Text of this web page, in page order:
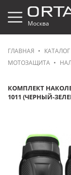
Москва
ГЛАВНАЯ КАТАЛОГ
МОТОЗАЩИТА
КОМПЛЕКТ
1011 (ЧЕРНЫЙ-